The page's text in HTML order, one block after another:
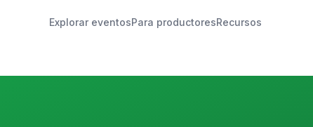
Explorar eventosPara productoresRecursos